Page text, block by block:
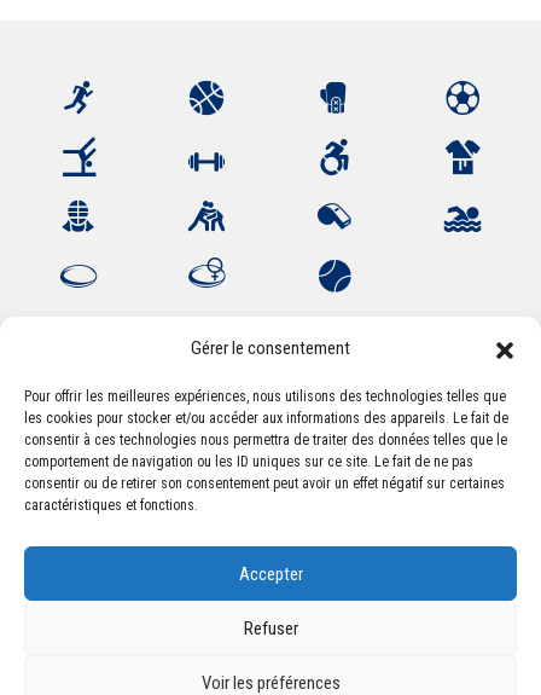
Gérer le consentement
Pour offrir les meilleures expériences, nous utilisons des technologies telles que
les cookies pour stocker et/ou accéder aux informations des appareils. Le fait de
consentir à ces technologies nous permettra de traiter des données telles que le
comportement de navigation ou les ID uniques sur ce site. Le fait de ne pas
consentir ou de retirer son consentement peut avoir un effet négatif sur certaines
caractéristiques et fonctions.
Accepter
Refuser
Voir les préférences
Association Sportive Montferrandaise
84, boulevard Léon Jouhaux
CS 80221 - 63021 Clermont-Ferrand Cedex 2
accueil@asm-omnisports.com